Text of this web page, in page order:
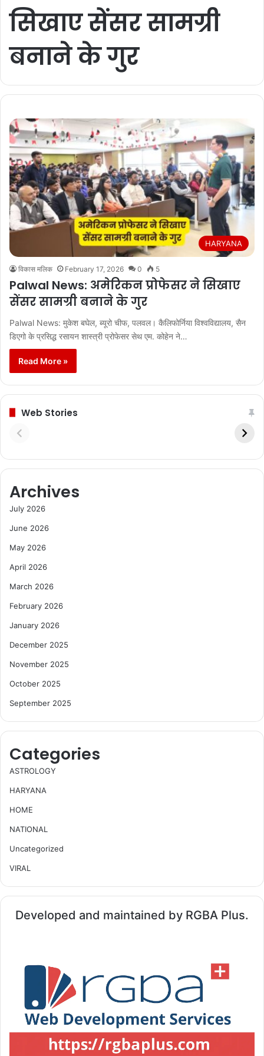
सिखाए सेंसर सामग्री
बनाने के गुर
HARYANA
विकास मलिक February 17, 2026 0 5
Palwal News: अमेरिकन प्रोफेसर ने सिखाए
सेंसर सामग्री बनाने के गुर
Palwal News: मुकेश बघेल, ब्यूरो चीफ, पलवल। कैलिफोर्निया विश्वविद्यालय, सैन
डिएगो के प्रसिद्ध रसायन शास्त्री प्रोफेसर सेथ एम. कोहेन ने…
Read More »
Web Stories
Archives
July 2026
June 2026
May 2026
April 2026
March 2026
February 2026
January 2026
December 2025
November 2025
October 2025
September 2025
Categories
ASTROLOGY
HARYANA
HOME
NATIONAL
Uncategorized
VIRAL
Developed and maintained by RGBA Plus.